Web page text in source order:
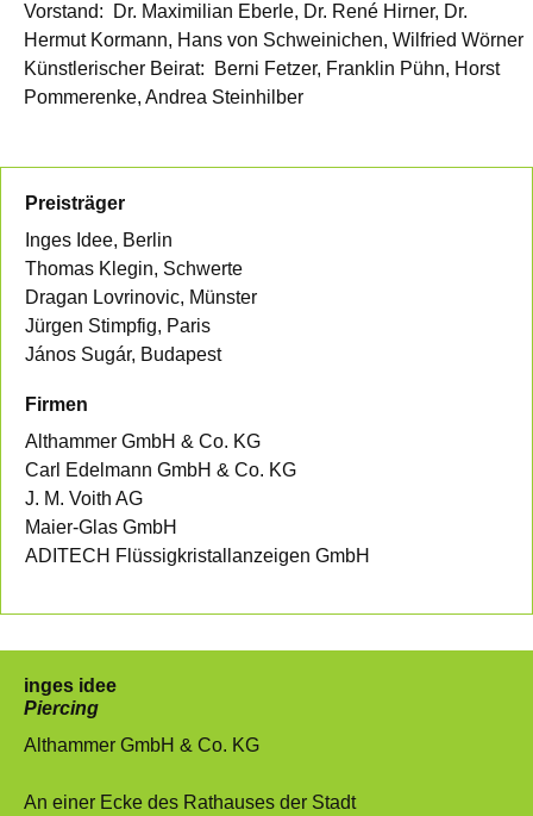
Vorstand: Dr. Maximilian Eberle, Dr. René Hirner, Dr.
Hermut Kormann, Hans von Schweinichen, Wilfried Wörner
Künstlerischer Beirat: Berni Fetzer, Franklin Pühn, Horst
Pommerenke, Andrea Steinhilber
Preisträger
Inges Idee, Berlin
Thomas Klegin, Schwerte
Dragan Lovrinovic, Münster
Jürgen Stimpfig, Paris
János Sugár, Budapest
Firmen
Althammer GmbH & Co. KG
Carl Edelmann GmbH & Co. KG
J. M. Voith AG
Maier-Glas GmbH
ADITECH Flüssigkristallanzeigen GmbH
inges idee
Piercing
Althammer GmbH & Co. KG
An einer Ecke des Rathauses der Stadt